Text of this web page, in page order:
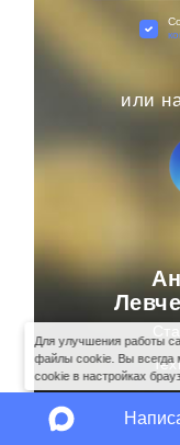
или
Для улучшения работы
файлы cookie. Вы всегда
cookie в настройках